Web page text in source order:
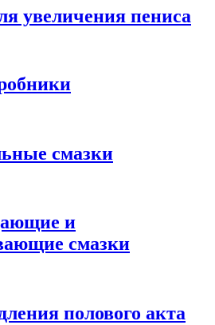
увеличения пениса
смазки
и
смазки
полового акта